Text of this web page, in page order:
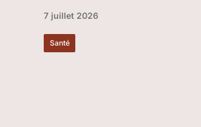
7 juillet 2026
Santé